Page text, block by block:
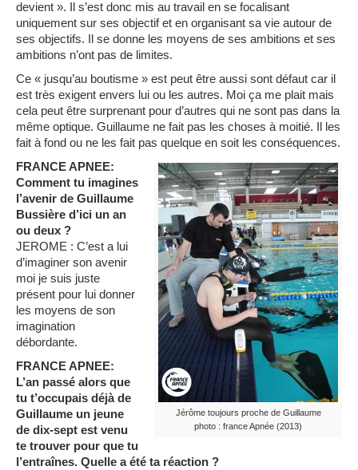
devient ». Il s’est donc mis au travail en se focalisant
uniquement sur ses objectif et en organisant sa vie autour de
ses objectifs. Il se donne les moyens de ses ambitions et ses
ambitions n’ont pas de limites.
Ce « jusqu’au boutisme » est peut être aussi sont défaut car il
est très exigent envers lui ou les autres. Moi ça me plait mais
cela peut être surprenant pour d’autres qui ne sont pas dans la
même optique. Guillaume ne fait pas les choses à moitié. Il les
fait à fond ou ne les fait pas quelque en soit les conséquences.
Jérôme toujours proche de Guillaume
photo : france Apnée (2013)
FRANCE APNEE:
Comment tu imagines
l’avenir de Guillaume
Bussière d’ici un an
ou deux ?
JEROME : C’est a lui
d’imaginer son avenir
moi je suis juste
présent pour lui donner
les moyens de son
imagination
débordante.
FRANCE APNEE:
L’an passé alors que
tu t’occupais déjà de
Guillaume un jeune
de dix-sept est venu
te trouver pour que tu
l’entraînes. Quelle a été ta réaction ?